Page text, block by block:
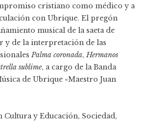
cristiano como médico y a
con Ubrique. El pregón
musical de la saeta de
y de la interpretación de las
Palma coronada,Hermanos
sublime, a cargo de la Banda
de Ubrique «Maestro Juan
Cultura y Educación, Sociedad,